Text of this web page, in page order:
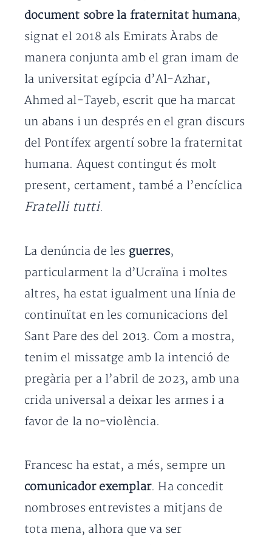
document sobre la fraternitat humana,
signat el 2018 als Emirats Àrabs de
manera conjunta amb el gran imam de
la universitat egípcia d’Al-Azhar,
Ahmed al-Tayeb, escrit que ha marcat
un abans i un després en el gran discurs
del Pontífex argentí sobre la fraternitat
humana. Aquest contingut és molt
present, certament, també a l’encíclica
Fratelli tutti.
La denúncia de les guerres,
particularment la d’Ucraïna i moltes
altres, ha estat igualment una línia de
continuïtat en les comunicacions del
Sant Pare des del 2013. Com a mostra,
tenim el missatge amb la intenció de
pregària per a l’abril de 2023, amb una
crida universal a deixar les armes i a
favor de la no-violència.
Francesc ha estat, a més, sempre un
comunicador exemplar. Ha concedit
nombroses entrevistes a mitjans de
tota mena, alhora que va ser